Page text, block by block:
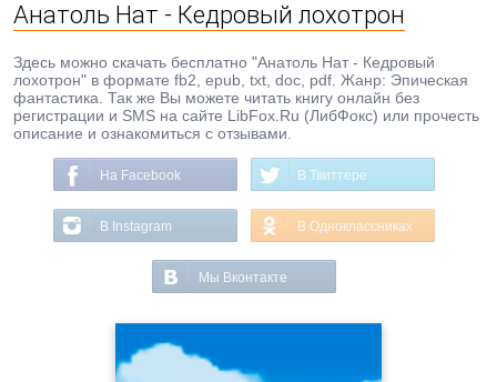
Анатоль Нат - Кедровый лохотрон
Здесь можно скачать бесплатно "Анатоль Нат - Кедровый
лохотрон" в формате fb2, epub, txt, doc, pdf. Жанр: Эпическая
фантастика. Так же Вы можете читать книгу онлайн без
регистрации и SMS на сайте LibFox.Ru (ЛибФокс) или прочесть
описание и ознакомиться с отзывами.
На Facebook В Твиттере
В Instagram В Одноклассниках
Мы Вконтакте